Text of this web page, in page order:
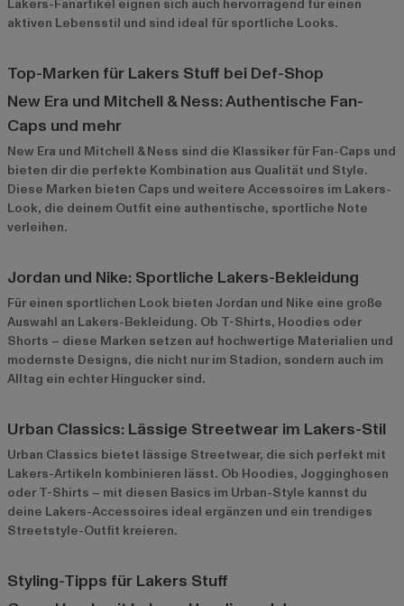
Lakers-Fanartikel eignen sich auch hervorragend für einen
aktiven Lebensstil und sind ideal für sportliche Looks.
Top-Marken für Lakers Stuff bei Def-Shop
New Era und Mitchell & Ness: Authentische Fan-
Caps und mehr
New Era und Mitchell & Ness sind die Klassiker für Fan-Caps und
bieten dir die perfekte Kombination aus Qualität und Style.
Diese Marken bieten Caps und weitere Accessoires im Lakers-
Look, die deinem Outfit eine authentische, sportliche Note
verleihen.
Jordan und Nike: Sportliche Lakers-Bekleidung
Für einen sportlichen Look bieten Jordan und Nike eine große
Auswahl an Lakers-Bekleidung. Ob T-Shirts, Hoodies oder
Shorts – diese Marken setzen auf hochwertige Materialien und
modernste Designs, die nicht nur im Stadion, sondern auch im
Alltag ein echter Hingucker sind.
Urban Classics: Lässige Streetwear im Lakers-Stil
Urban Classics bietet lässige Streetwear, die sich perfekt mit
Lakers-Artikeln kombinieren lässt. Ob Hoodies, Jogginghosen
oder T-Shirts – mit diesen Basics im Urban-Style kannst du
deine Lakers-Accessoires ideal ergänzen und ein trendiges
Streetstyle-Outfit kreieren.
Styling-Tipps für Lakers Stuff